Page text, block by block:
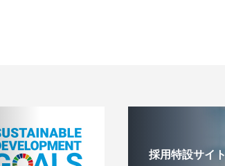
採用特設サイト